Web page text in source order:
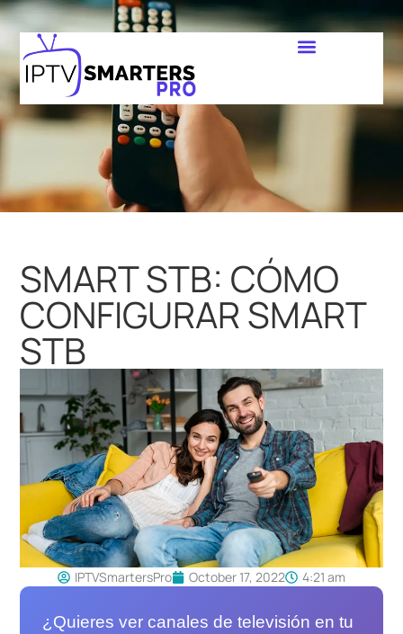
SMART STB: CÓMO
CONFIGURAR SMART
STB
IPTVSmartersPro October 17, 2022 4:21 am
¿Quieres ver canales de televisión en tu